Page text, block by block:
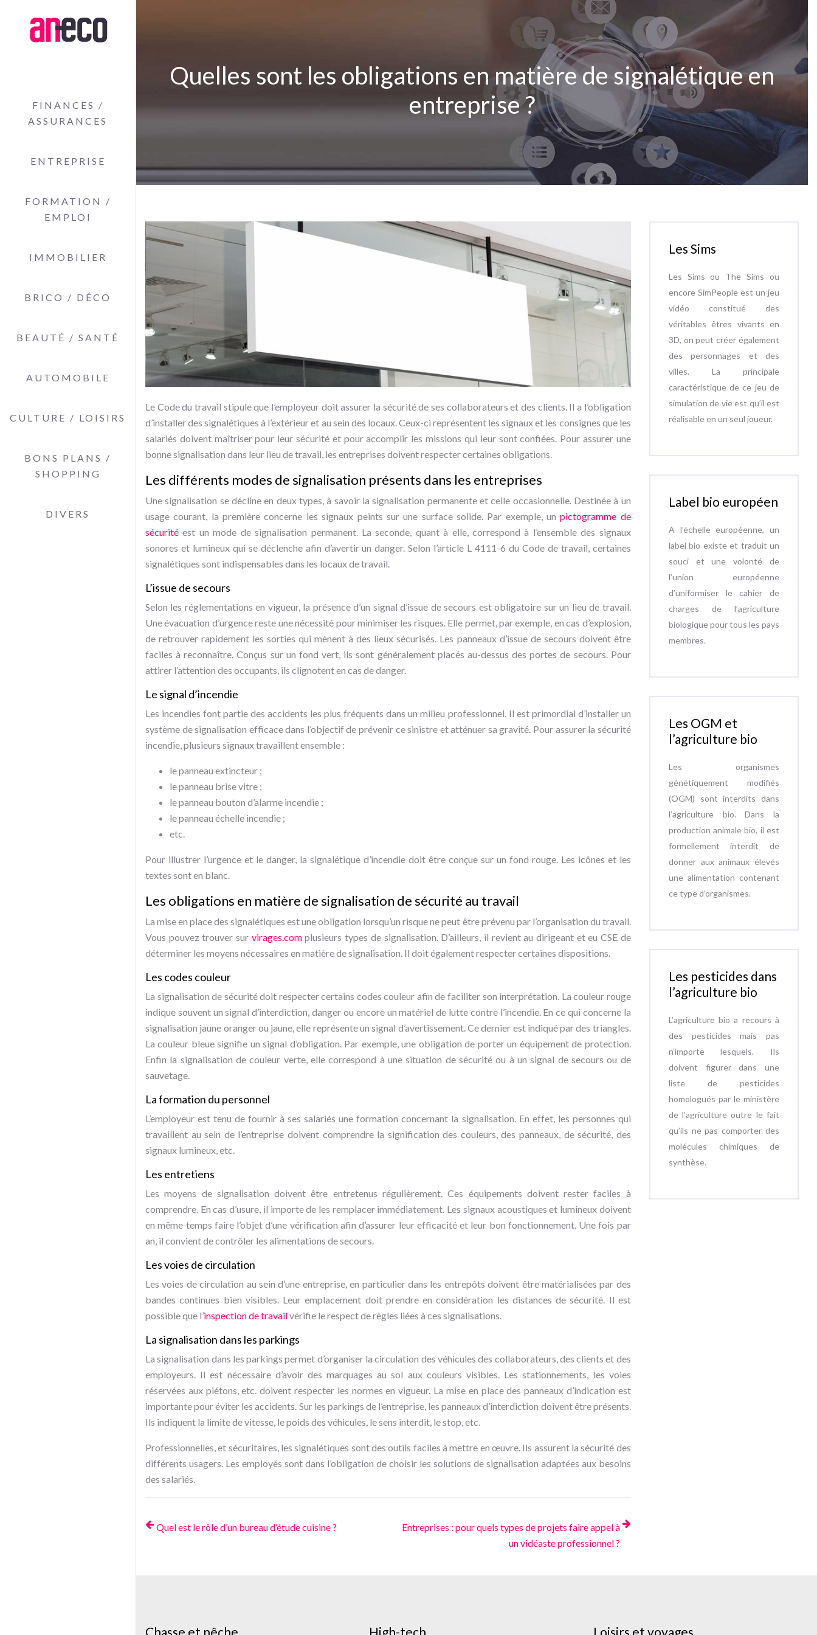
FINANCES /
ASSURANCES
ENTREPRISE
FORMATION /
EMPLOI
IMMOBILIER
BRICO / DÉCO
BEAUTÉ / SANTÉ
AUTOMOBILE
CULTURE / LOISIRS
BONS PLANS /
SHOPPING
DIVERS
Quelles sont les obligations en matière de signalétique en
entreprise ?
Le Code du travail stipule que l’employeur doit assurer la sécurité de ses collaborateurs et des clients. Il a l’obligation
d’installer des signalétiques à l’extérieur et au sein des locaux. Ceux-ci représentent les signaux et les consignes que les
salariés doivent maîtriser pour leur sécurité et pour accomplir les missions qui leur sont confiées. Pour assurer une
bonne signalisation dans leur lieu de travail, les entreprises doivent respecter certaines obligations.
Les différents modes de signalisation présents dans les entreprises
Une signalisation se décline en deux types, à savoir la signalisation permanente et celle occasionnelle. Destinée à un
usage courant, la première concerne les signaux peints sur une surface solide. Par exemple, unpictogramme de
sécurité est un mode de signalisation permanent. La seconde, quant à elle, correspond à l’ensemble des signaux
sonores et lumineux qui se déclenche afin d’avertir un danger. Selon l’article L 4111-6 du Code de travail, certaines
signalétiques sont indispensables dans les locaux de travail.
L’issue de secours
Selon les réglementations en vigueur, la présence d’un signal d’issue de secours est obligatoire sur un lieu de travail.
Une évacuation d’urgence reste une nécessité pour minimiser les risques. Elle permet, par exemple, en cas d’explosion,
de retrouver rapidement les sorties qui mènent à des lieux sécurisés. Les panneaux d’issue de secours doivent être
faciles à reconnaître. Conçus sur un fond vert, ils sont généralement placés au-dessus des portes de secours. Pour
attirer l’attention des occupants, ils clignotent en cas de danger.
Le signal d’incendie
Les incendies font partie des accidents les plus fréquents dans un milieu professionnel. Il est primordial d’installer un
système de signalisation efficace dans l’objectif de prévenir ce sinistre et atténuer sa gravité. Pour assurer la sécurité
incendie, plusieurs signaux travaillent ensemble :
le panneau extincteur ;
le panneau brise vitre ;
le panneau bouton d’alarme incendie ;
le panneau échelle incendie ;
etc.
Pour illustrer l’urgence et le danger, la signalétique d’incendie doit être conçue sur un fond rouge. Les icônes et les
textes sont en blanc.
Les obligations en matière de signalisation de sécurité au travail
La mise en place des signalétiques est une obligation lorsqu’un risque ne peut être prévenu par l’organisation du travail.
Vous pouvez trouver sur virages.complusieurs types de signalisation. D’ailleurs, il revient au dirigeant et eu CSE de
déterminer les moyens nécessaires en matière de signalisation. Il doit également respecter certaines dispositions.
Les codes couleur
La signalisation de sécurité doit respecter certains codes couleur afin de faciliter son interprétation. La couleur rouge
indique souvent un signal d’interdiction, danger ou encore un matériel de lutte contre l’incendie. En ce qui concerne la
signalisation jaune oranger ou jaune, elle représente un signal d’avertissement. Ce dernier est indiqué par des triangles.
La couleur bleue signifie un signal d’obligation. Par exemple, une obligation de porter un équipement de protection.
Enfin la signalisation de couleur verte, elle correspond à une situation de sécurité ou à un signal de secours ou de
sauvetage.
La formation du personnel
L’employeur est tenu de fournir à ses salariés une formation concernant la signalisation. En effet, les personnes qui
travaillent au sein de l’entreprise doivent comprendre la signification des couleurs, des panneaux, de sécurité, des
signaux lumineux, etc.
Les entretiens
Les moyens de signalisation doivent être entretenus régulièrement. Ces équipements doivent rester faciles à
comprendre. En cas d’usure, il importe de les remplacer immédiatement. Les signaux acoustiques et lumineux doivent
en même temps faire l’objet d’une vérification afin d’assurer leur efficacité et leur bon fonctionnement. Une fois par
an, il convient de contrôler les alimentations de secours.
Les voies de circulation
Les voies de circulation au sein d’une entreprise, en particulier dans les entrepôts doivent être matérialisées par des
bandes continues bien visibles. Leur emplacement doit prendre en considération les distances de sécurité. Il est
possible que l’inspection de travailvérifie le respect de règles liées à ces signalisations.
La signalisation dans les parkings
La signalisation dans les parkings permet d’organiser la circulation des véhicules des collaborateurs, des clients et des
employeurs. Il est nécessaire d’avoir des marquages au sol aux couleurs visibles. Les stationnements, les voies
réservées aux piétons, etc. doivent respecter les normes en vigueur. La mise en place des panneaux d’indication est
importante pour éviter les accidents. Sur les parkings de l’entreprise, les panneaux d’interdiction doivent être présents.
Ils indiquent la limite de vitesse, le poids des véhicules, le sens interdit, le stop, etc.
Professionnelles, et sécuritaires, les signalétiques sont des outils faciles à mettre en œuvre. Ils assurent la sécurité des
différents usagers. Les employés sont dans l’obligation de choisir les solutions de signalisation adaptées aux besoins
des salariés.
Quel est le rôle d’un bureau d’étude cuisine ?
Entreprises : pour quels types de projets faire appel à
un vidéaste professionnel ?
Les Sims
Les Sims ou The Sims ou
encore SimPeople est un jeu
vidéo constitué des
véritables êtres vivants en
3D, on peut créer également
des personnages et des
villes. La principale
caractéristique de ce jeu de
simulation de vie est qu’il est
réalisable en un seul joueur.
Label bio européen
A l’échelle européenne, un
label bio existe et traduit un
souci et une volonté de
l’union européenne
d’uniformiser le cahier de
charges de l’agriculture
biologique pour tous les pays
membres.
Les OGM et
l’agriculture bio
Les organismes
génétiquement modifiés
(OGM) sont interdits dans
l’agriculture bio. Dans la
production animale bio, il est
formellement interdit de
donner aux animaux élevés
une alimentation contenant
ce type d’organismes.
Les pesticides dans
l’agriculture bio
L’agriculture bio a recours à
des pesticides mais pas
n’importe lesquels. Ils
doivent figurer dans une
liste de pesticides
homologués par le ministère
de l’agriculture outre le fait
qu’ils ne pas comporter des
molécules chimiques de
synthèse.
Chasse et pêche High-tech Loisirs et voyages